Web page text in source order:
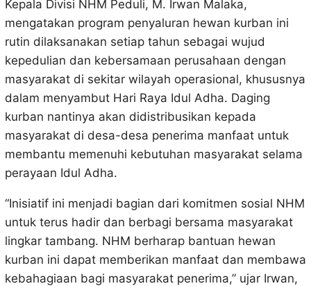
Kepala Divisi NHM Peduli, M. Irwan Malaka,
mengatakan program penyaluran hewan kurban ini
rutin dilaksanakan setiap tahun sebagai wujud
kepedulian dan kebersamaan perusahaan dengan
masyarakat di sekitar wilayah operasional, khususnya
dalam menyambut Hari Raya Idul Adha. Daging
kurban nantinya akan didistribusikan kepada
masyarakat di desa-desa penerima manfaat untuk
membantu memenuhi kebutuhan masyarakat selama
perayaan Idul Adha.
“Inisiatif ini menjadi bagian dari komitmen sosial NHM
untuk terus hadir dan berbagi bersama masyarakat
lingkar tambang. NHM berharap bantuan hewan
kurban ini dapat memberikan manfaat dan membawa
kebahagiaan bagi masyarakat penerima,” ujar Irwan,